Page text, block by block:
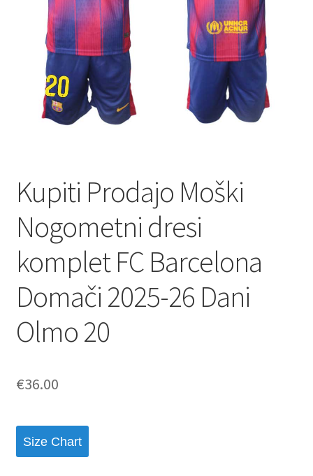
Kupiti Prodajo Moški
Nogometni dresi
komplet FC Barcelona
Domači 2025-26 Dani
Olmo 20
€36.00
Size Chart